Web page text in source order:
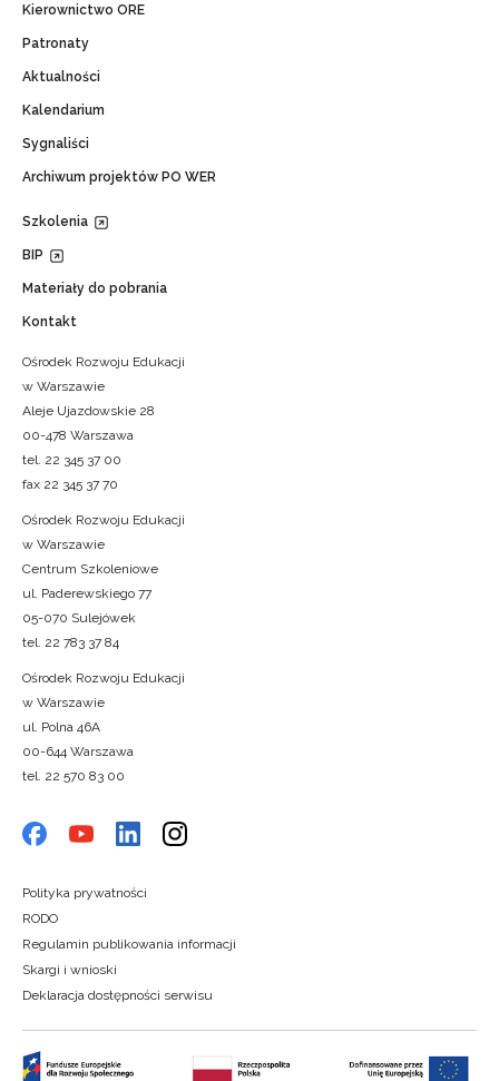
Kierownictwo ORE
Patronaty
Aktualności
Kalendarium
Sygnaliści
Archiwum projektów PO WER
Szkolenia
BIP
Materiały do pobrania
Kontakt
Ośrodek Rozwoju Edukacji
w Warszawie
Aleje Ujazdowskie 28
00-478 Warszawa
tel. 22 345 37 00
fax 22 345 37 70
Ośrodek Rozwoju Edukacji
w Warszawie
Centrum Szkoleniowe
ul. Paderewskiego 77
05-070 Sulejówek
tel. 22 783 37 84
Ośrodek Rozwoju Edukacji
w Warszawie
ul. Polna 46A
00-644 Warszawa
tel. 22 570 83 00
Polityka prywatności
RODO
Regulamin publikowania informacji
Skargi i wnioski
Deklaracja dostępności serwisu